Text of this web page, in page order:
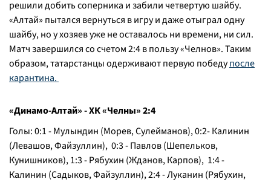
решили добить соперника и забили четвертую шайбу.
«Алтай» пытался вернуться в игру и даже отыграл одну
шайбу, но у хозяев уже не оставалось ни времени, ни сил.
Матч завершился со счетом 2:4 в пользу «Челнов». Таким
образом, татарстанцы одерживают первую победупосле
карантина.
«Динамо-Алтай» - ХК «Челны» 2:4
Голы: 0:1 - Мулындин (Морев, Сулейманов), 0:2- Калинин
(Левашов, Файзуллин), 0:3 - Павлов (Шепельков,
Кунишников), 1:3 - Рябухин (Жданов, Карпов), 1:4 -
Калинин (Садыков, Файзуллин), 2:4 - Луканин (Рябухин,